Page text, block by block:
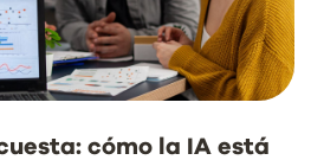
cómo la IA está